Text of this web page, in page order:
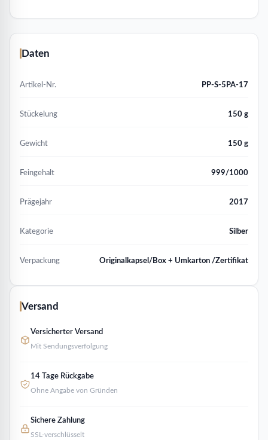
Daten
Artikel-Nr. PP-S-5PA-17
Stückelung 150 g
Gewicht 150 g
Feingehalt 999/1000
Prägejahr 2017
Kategorie Silber
Verpackung Originalkapsel/Box + Umkarton /Zertifikat
Versand
Versicherter Versand
Mit Sendungsverfolgung
14 Tage Rückgabe
Ohne Angabe von Gründen
Sichere Zahlung
SSL-verschlüsselt